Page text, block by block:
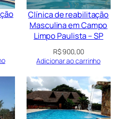
Clínica de reabilitação
Masculina em Campo
Limpo Paulista – SP
R$900,00
Adicionar ao carrinho